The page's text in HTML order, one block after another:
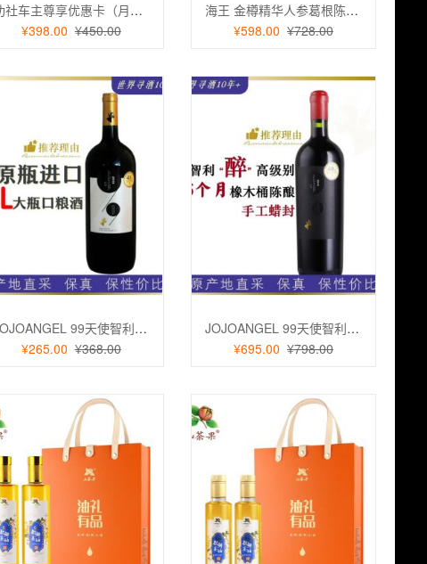
功社车主尊享优惠卡（月卡）
¥398.00 ¥450.00
海王 金樽精华人参葛根陈皮丸3g*6颗*4盒
¥598.00 ¥728.00
JOJOANGEL 99天使智利原瓶进口赤霞珠13.5°干红葡萄酒
¥265.00 ¥368.00
JOJOANGEL 99天使智利家族珍藏佳美娜14.9°干红葡萄酒
¥695.00 ¥798.00